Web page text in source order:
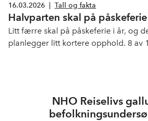
16.03.2026 Tall og fakta
Halvparten skal på påskeferie
Litt færre skal på påskeferie i år, og
planlegger litt kortere opphold. 8 av
NHO Reiselivs